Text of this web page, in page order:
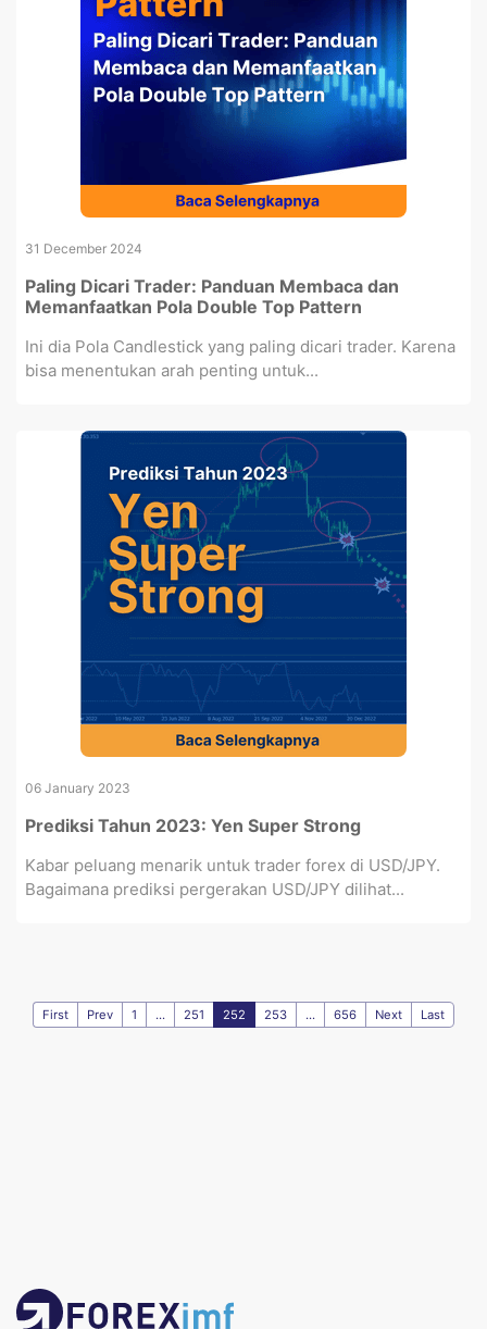
31 December 2024
Paling Dicari Trader: Panduan Membaca dan
Memanfaatkan Pola Double Top Pattern
Ini dia Pola Candlestick yang paling dicari trader. Karena
bisa menentukan arah penting untuk...
06 January 2023
Prediksi Tahun 2023: Yen Super Strong
Kabar peluang menarik untuk trader forex di USD/JPY.
Bagaimana prediksi pergerakan USD/JPY dilihat...
First Prev 1 ... 251 252 253 ... 656 Next Last